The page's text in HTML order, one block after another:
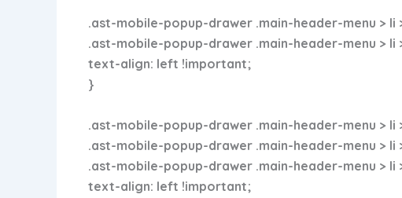
.ast-mobile-popup-drawer .main-header-menu > li
.ast-mobile-popup-drawer .main-header-menu > li
text-align: left !important;
}
.ast-mobile-popup-drawer .main-header-menu > li
.ast-mobile-popup-drawer .main-header-menu > li
.ast-mobile-popup-drawer .main-header-menu > li
text-align: left !important;